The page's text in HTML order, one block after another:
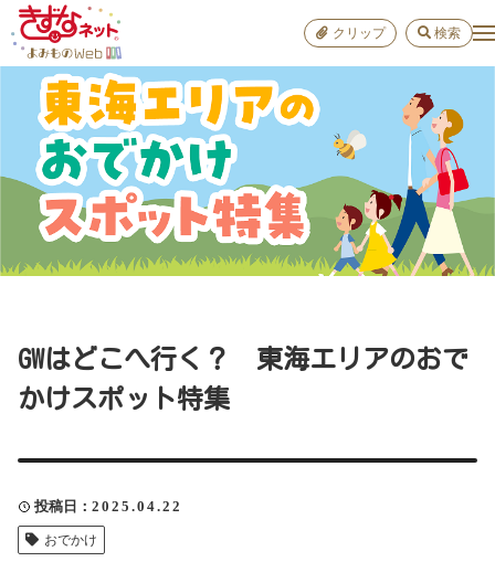
GWはどこへ行く？ 東海エリアのおで
かけスポット特集
投稿日 2025.04.22
おでかけ
クリップ 検索
お出
雑学
おすすめ
学び
進路